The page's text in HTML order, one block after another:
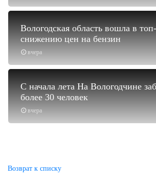
вчера
Вологодская область вошла в
снижению цен на бензин
вчера
С начала лета На Вологодчине
более 30 человек
Возврат к списку